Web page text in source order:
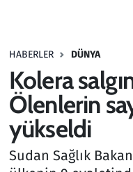
HABERLER DÜNYA
Kolera
Ölenlerin
yükseldi
Sudan Sağlık
Haber
Kültür Sanat
Kurumsal Haberler
Lezzet Durağı